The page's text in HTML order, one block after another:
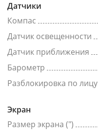
Датчики
Компас
Датчик освещенности
Датчик приближения
Барометр
Разблокировка по лицу
Экран
Размер экрана (")